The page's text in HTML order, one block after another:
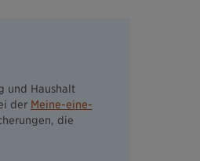
und Haushalt
der Meine-eine-
die